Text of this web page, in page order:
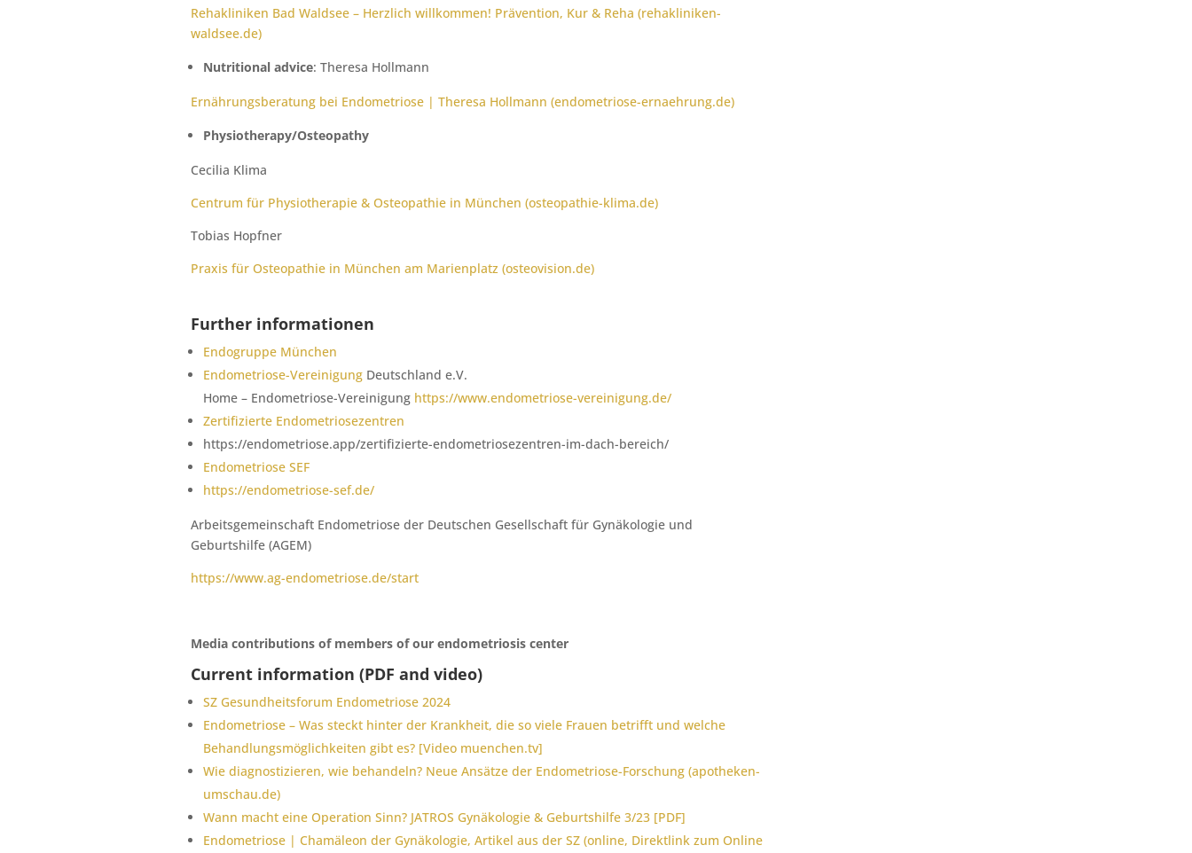
Rehakliniken Bad Waldsee – Herzlich willkommen! Prävention, Kur & Reha (rehakliniken-
waldsee.de)
Nutritional advice: Theresa Hollmann
Ernährungsberatung bei Endometriose | Theresa Hollmann (endometriose-ernaehrung.de)
Physiotherapy/Osteopathy
Cecilia Klima
Centrum für Physiotherapie & Osteopathie in München (osteopathie-klima.de)
Tobias Hopfner
Praxis für Osteopathie in München am Marienplatz (osteovision.de)
Further informationen
Endogruppe München
Endometriose-Vereinigung Deutschland e.V.
Home – Endometriose-Vereinigung https://www.endometriose-vereinigung.de/
Zertifizierte Endometriosezentren
https://endometriose.app/zertifizierte-endometriosezentren-im-dach-bereich/
Endometriose SEF
https://endometriose-sef.de/
Arbeitsgemeinschaft Endometriose der Deutschen Gesellschaft für Gynäkologie und
Geburtshilfe (AGEM)
https://www.ag-endometriose.de/start
Media contributions of members of our endometriosis center
Current information (PDF and video)
SZ Gesundheitsforum Endometriose 2024
Endometriose – Was steckt hinter der Krankheit, die so viele Frauen betrifft und welche
Behandlungsmöglichkeiten gibt es? [Video muenchen.tv]
Wie diagnostizieren, wie behandeln? Neue Ansätze der Endometriose-Forschung (apotheken-
umschau.de)
Wann macht eine Operation Sinn? JATROS Gynäkologie & Geburtshilfe 3/23 [PDF]
Endometriose | Chamäleon der Gynäkologie, Artikel aus der SZ (online, Direktlink zum Online